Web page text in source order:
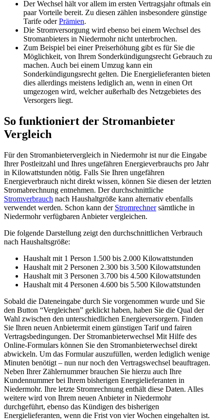
Der Wechsel hält vor allem im ersten Vertragsjahr oftmals ein
paar Vorteile bereit. Zu diesen zählen insbesondere günstige
Tarife oderPrämien.
Die Stromversorgung wird ebenso bei einem Wechsel des
Stromanbieters in Niedermohr nicht unterbrochen.
Zum Beispiel bei einer Preiserhöhung gibt es für Sie die
Möglichkeit, von Ihrem Sonderkündigungsrecht Gebrauch zu
machen. Auch bei einem Umzug kann ein
Sonderkündigungsrecht gelten. Die Energielieferanten bieten
dies allerdings meistens lediglich an, wenn in einen Ort
umgezogen wird, welcher außerhalb des Netzgebietes des
Versorgers liegt.
So funktioniert der Stromanbieter
Vergleich
Für den Stromanbietervergleich in Niedermohr ist nur die Eingabe
Ihrer Postleitzahl und Ihres ungefähren Energieverbrauchs pro Jahr
in Kilowattstunden nötig. Falls Sie Ihren ungefähren
Energieverbrauch nicht direkt wissen, können Sie diesen der letzten
Stromabrechnung entnehmen. Der durchschnittliche
Stromverbrauch nach Haushaltgröße kann alternativ ebenfalls
verwendet werden. Schon kann der Stromrechnersämtliche in
Niedermohr verfügbaren Anbieter vergleichen.
Die folgende Darstellung zeigt den durchschnittlichen Verbrauch
nach Haushaltsgröße:
Haushalt mit 1 Person 1.500 bis 2.000 Kilowattstunden
Haushalt mit 2 Personen 2.300 bis 3.500 Kilowattstunden
Haushalt mit 3 Personen 3.700 bis 4.500 Kilowattstunden
Haushalt mit 4 Personen 4.600 bis 5.500 Kilowattstunden
Sobald die Dateneingabe durch Sie vorgenommen wurde und Sie
den Button “Vergleichen” geklickt haben, haben Sie die Qual der
Wahl zwischen den unterschiedlichen Energieversorgern. Finden
Sie Ihren neuen Anbietermit einem günstigen Tarif und fairen
Vertragsbedingungen. Der Stromanbieterwechsel Mit Hilfe des
Online-Formulars können Sie den Stromanbieterwechsel direkt
abwickeln. Um das Formular auszufüllen, werden lediglich wenige
Minuten benötigt – nun nur noch den Vertragswechsel beauftragen.
Neben Ihrer Zählernummer brauchen Sie hierzu auch Ihre
Kundennummer bei Ihrem bisherigen Energielieferanten in
Niedermohr. Ihre letzte Stromrechnung enthält diese Daten. Alles
weitere wird von Ihrem neuen Anbieter in Niedermohr
durchgeführt, ebenso das Kündigen des bisherigen
Energielieferanten, wenn die Frist von vier Wochen eingehalten ist.